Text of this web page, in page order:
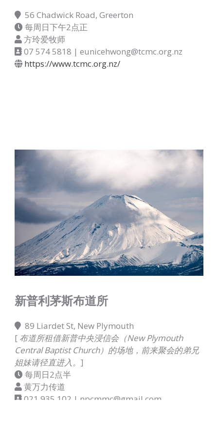
56 Chadwick Road, Greerton
每周日下午2点正
方玲爱牧师
07 574 5818 | eunicehwong@tcmc.org.nz
https://www.tcmc.org.nz/
新普利茅斯布道所
89 Liardet St, New Plymouth
[ 布道所租借新普中央浸信会（New Plymouth
Central Baptist Church）的场地，前来聚会的弟兄
姐妹请径直进入。 ]
每周日2点半
黄万力传道
021 935 102 | npcmmc@gmail.com